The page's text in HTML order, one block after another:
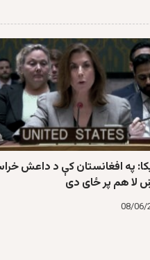
په افغانستان کې د داعش
لا هم پر ځای دی
08/06/